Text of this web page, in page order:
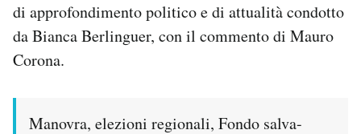
di approfondimento politico e di attualità condotto
da Bianca Berlinguer, con il commento di Mauro
Corona.
Manovra, elezioni regionali, Fondo salva-